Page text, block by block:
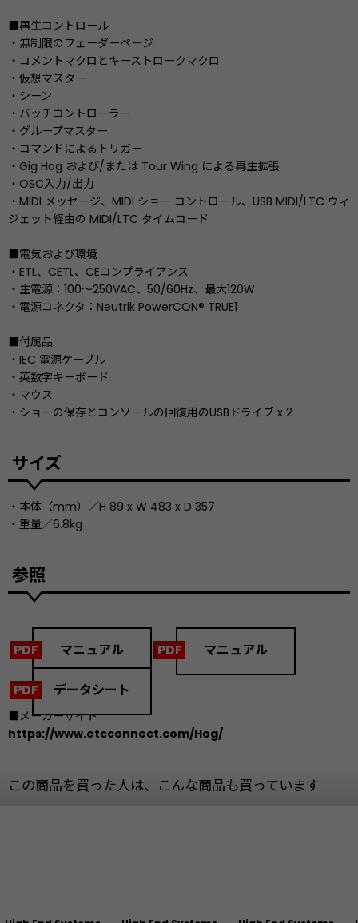
■再生コントロール
・無制限のフェーダーページ
・コメントマクロとキーストロークマクロ
・仮想マスター
・シーン
・バッチコントローラー
・グループマスター
・コマンドによるトリガー
・Gig Hog および/または Tour Wing による再生拡張
・OSC入力/出力
・MIDI メッセージ、MIDI ショー コントロール、USB MIDI/LTC ウィ
ジェット経由の MIDI/LTC タイムコード
■電気および環境
・ETL、CETL、CEコンプライアンス
・主電源：100〜250VAC、50/60Hz、最大120W
・電源コネクタ：Neutrik PowerCON® TRUE1
■付属品
・IEC 電源ケーブル
・英数字キーボード
・マウス
・ショーの保存とコンソールの回復用のUSBドライブ x 2
サイズ
・本体（mm）／H 89 x W 483 x D 357
・重量／6.8kg
参照
マニュアル マニュアル
データシート
■メーカーサイト
https://www.etcconnect.com/Hog/
この商品を買った人は、こんな商品も買っています